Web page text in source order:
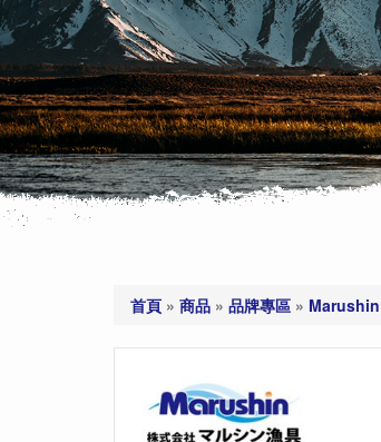
首頁 » 商品 » 品牌專區 » Marushin